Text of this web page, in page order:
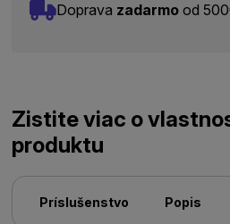
Doprava zadarmo od
Zistite viac o
produktu
Príslušenstvo Popis